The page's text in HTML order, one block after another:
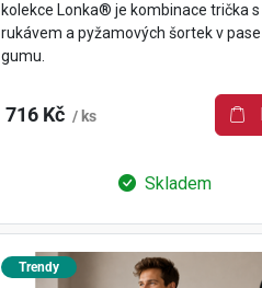
kolekce Lonka® je kombinace trička
rukávem a pyžamových šortek v
gumu.
716 Kč / ks
Skladem
Trendy